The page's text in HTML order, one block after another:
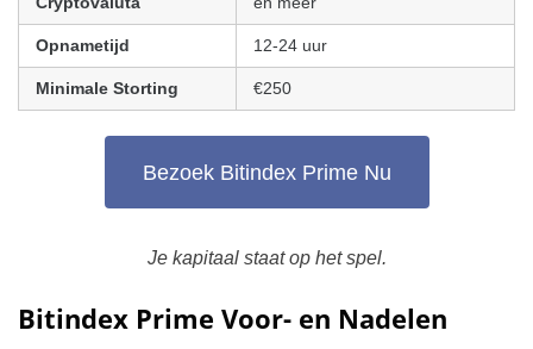
Opnametijd 12-24 uur
Minimale Storting €250
Bezoek Bitindex Prime Nu
Je kapitaal staat op het spel.
Bitindex Prime Voor- en Nadelen